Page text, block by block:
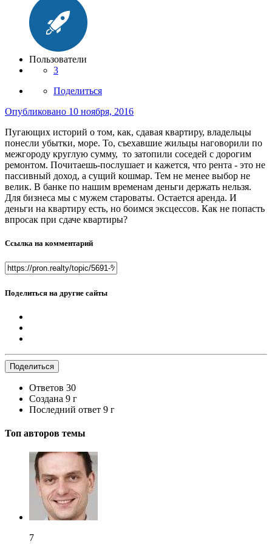
Пользователи
3
Поделиться
Опубликовано 10 ноября, 2016
Пугающих историй о том, как, сдавая квартиру, владельцы
понесли убытки, море. То, съехавшие жильцы наговорили по
межгороду круглую сумму, то затопили соседей с дорогим
ремонтом. Почитаешь-послушает и кажется, что рента - это не
пассивный доход, а сущий кошмар. Тем не менее выбор не
велик. В банке по нашим временам деньги держать нельзя.
Для бизнеса мы с мужем староваты. Остается аренда. И
деньги на квартиру есть, но боимся эксцессов. Как не попасть
впросак при сдаче квартиры?
Ссылка на комментарий
Поделиться на другие сайты
Поделиться
Ответов 30
Создана 9 г
Последний ответ 9 г
Топ авторов темы
7